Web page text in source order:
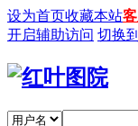
设为首页收藏本站
开启辅助访问 切换